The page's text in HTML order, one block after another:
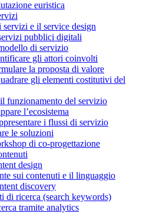
euristica
servizi e il service design
pubblici digitali
di servizio
gli attori coinvolti
la proposta di valore
gli elementi costitutivi del
funzionamento del servizio
l’ecosistema
i flussi di servizio
le soluzioni
di co-progettazione
design
sui contenuti e il linguaggio
discovery
di ricerca (search keywords)
tramite analytics